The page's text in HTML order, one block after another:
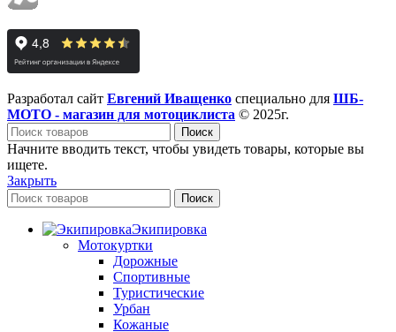
Разработал сайт Евгений Иващенко специально для ШБ-
МОТО - магазин для мотоциклиста © 2025г.
Поиск
Начните вводить текст, чтобы увидеть товары, которые вы
ищете.
Закрыть
Поиск
Экипировка
Мотокуртки
Дорожные
Спортивные
Туристические
Урбан
Кожаные